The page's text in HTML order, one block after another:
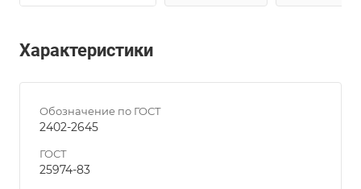
Характеристики
Обозначение по ГОСТ
2402-2645
ГОСТ
25974-83